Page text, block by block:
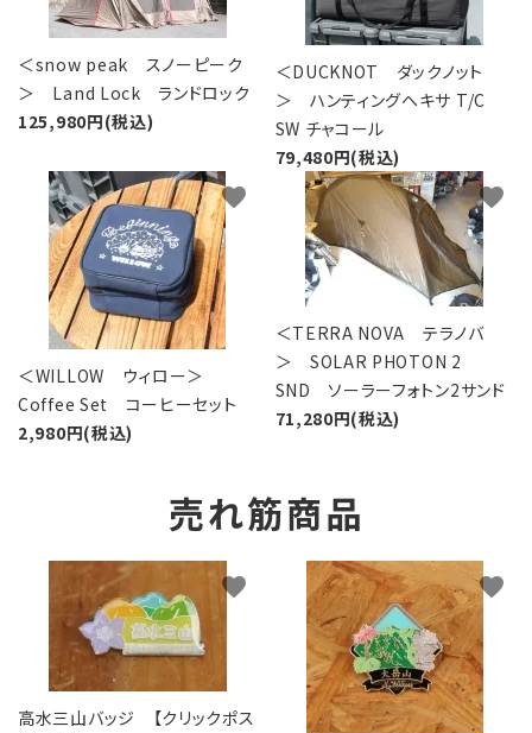
＜snow peak スノーピーク
＞ Land Lock ランドロック
125,980円(税込)
＜DUCKNOT ダックノット
＞ ハンティングヘキサ T/C
SW チャコール
79,480円(税込)
＜WILLOW ウィロー＞
Coffee Set コーヒーセット
2,980円(税込)
favorite
＜TERRA NOVA テラノバ
＞ SOLAR PHOTON 2
SND ソーラーフォトン2サンド
71,280円(税込)
favorite
売れ筋商品
高水三山バッジ 【クリックポス
favorite favorite